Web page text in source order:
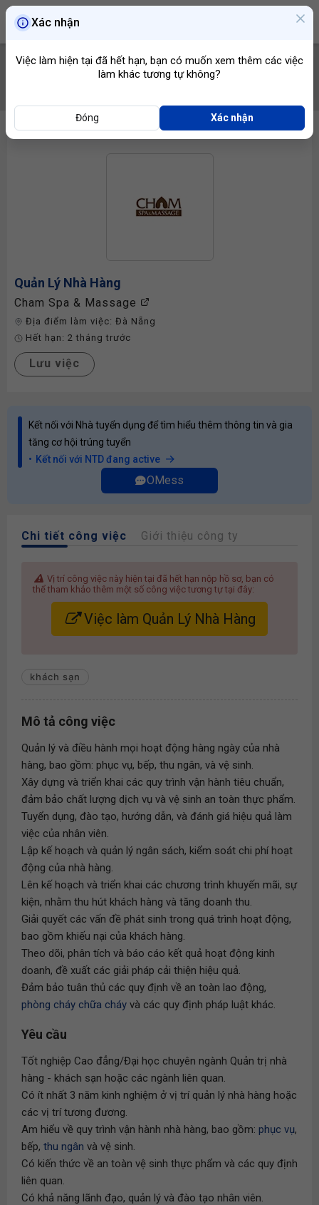
Quản Lý Nhà Hàng
Cham Spa & Massage
Địa điểm làm việc: Đà Nẵng
Hết hạn: 2 tháng trước
Lưu việc
Kết nối với Nhà tuyển dụng để tìm hiểu thêm thông tin và gia
tăng cơ hội trúng tuyển
Kết nối với NTD đang active
OMess
Chi tiết công việc Giới thiệu công ty
Vị trí công việc này hiện tại đã hết hạn nộp hồ sơ, bạn có
thể tham khảo thêm một số công việc tương tự tại đây:
Việc làm Quản Lý Nhà Hàng
khách sạn
Mô tả công việc
Quản lý và điều hành mọi hoạt động hàng ngày của nhà
hàng, bao gồm: phục vụ, bếp, thu ngân, và vệ sinh.
Xây dựng và triển khai các quy trình vận hành tiêu chuẩn,
đảm bảo chất lượng dịch vụ và vệ sinh an toàn thực phẩm.
Tuyển dụng, đào tạo, hướng dẫn, và đánh giá hiệu quả làm
việc của nhân viên.
Lập kế hoạch và quản lý ngân sách, kiểm soát chi phí hoạt
động của nhà hàng.
Lên kế hoạch và triển khai các chương trình khuyến mãi, sự
kiện, nhằm thu hút khách hàng và tăng doanh thu.
Giải quyết các vấn đề phát sinh trong quá trình hoạt động,
bao gồm khiếu nại của khách hàng.
Theo dõi, phân tích và báo cáo kết quả hoạt động kinh
doanh, đề xuất các giải pháp cải thiện hiệu quả.
Đảm bảo tuân thủ các quy định về an toàn lao động,
phòng cháy chữa cháy và các quy định pháp luật khác.
Yêu cầu
Tốt nghiệp Cao đẳng/Đại học chuyên ngành Quản trị nhà
hàng - khách sạn hoặc các ngành liên quan.
Có ít nhất 3 năm kinh nghiệm ở vị trí quản lý nhà hàng hoặc
các vị trí tương đương.
Am hiểu về quy trình vận hành nhà hàng, bao gồm: phục vụ,
bếp, thu ngân và vệ sinh.
Có kiến thức về an toàn vệ sinh thực phẩm và các quy định
liên quan.
Có khả năng lãnh đạo, quản lý và đào tạo nhân viên.
Xác nhận
Việc làm hiện tại đã hết hạn, bạn có muốn xem thêm các việc
làm khác tương tự không?
Đóng Xác nhận